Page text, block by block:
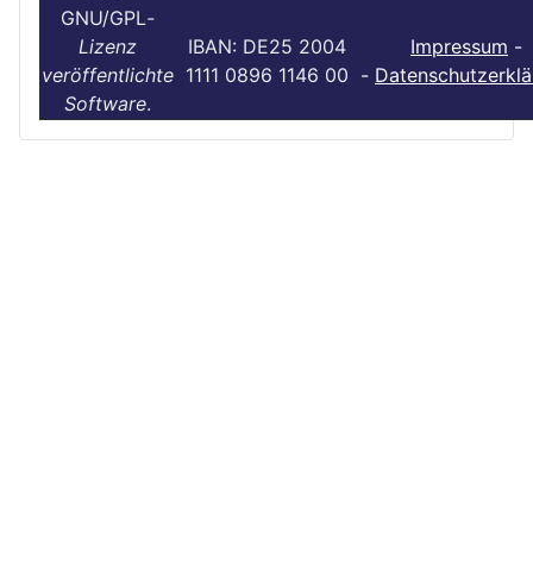
GNU/GPL-
Lizenz
veröffentlichte
Software.
IBAN: DE25 2004
1111 0896 1146 00
Impressum -
-